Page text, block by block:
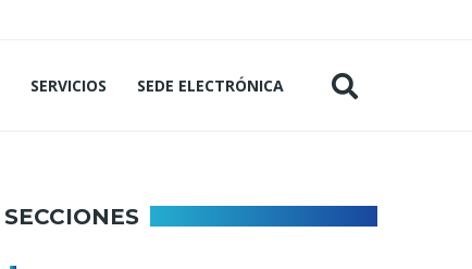
SERVICIOS SEDE ELECTRÓNICA
SECCIONES